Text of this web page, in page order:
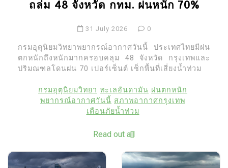
ถล่ม 48 จังหวัด กทม. ฝนหนัก 70%
31 July 2026 0
กรมอุตุนิยมวิทยาพยากรณ์อากาศวันนี้ ประเทศไทยมีฝน
ตกหนักถึงหนักมากครอบคลุม 48 จังหวัด กรุงเทพและ
ปริมณฑลโดนฝน 70 เปอร์เซ็นต์ เช็กพื้นที่เสี่ยงน้ำท่วม
กรมอุตุนิยมวิทยา ทะเลอันดามัน ฝนตกหนัก
พยากรณ์อากาศวันนี้ สภาพอากาศกรุงเทพ
เตือนภัยน้ำท่วม
Read out all